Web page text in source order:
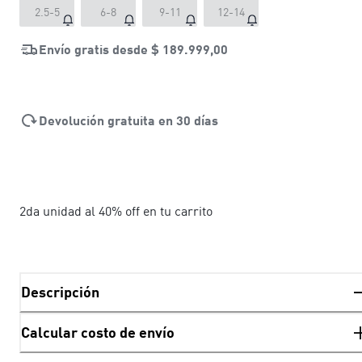
2.5-5 6-8 9-11 12-14
Envío gratis desde $ 189.999,00
Devolución gratuita en 30 días
2da unidad al 40% off en tu carrito
Descripción
Calcular costo de envío